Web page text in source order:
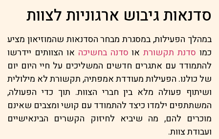
סדנאות גיבוש ארגוניות לצוות
במהלך הפעילות, במסגרת מבחר הסדנאות שהמוזיאון מציע
כמוסדנת תקשורתאוסדנה בחשיכהאו הצוותים יידרשו
להתמודד עם אתגרים חדשים המשליכים על חיי היום יום
של כולנו. הפעילות מעודדת אמפתיה, תקשורת לא מילולית
ושיתוף פעולה מלא בין חברי הצוות. תוך כדי הפעולה,
המשתתפים ילמדו כיצד להתמודד עם קושי ומצבים שאינם
מוכרים להם, מה שיביא לחיזוק הקשרים הבינאישיים
ועבודת צוות.